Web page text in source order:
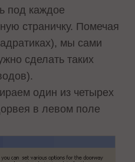
под каждое
страничку. Помечая
мы сами
сделать таких
один из четырех
в левом поле